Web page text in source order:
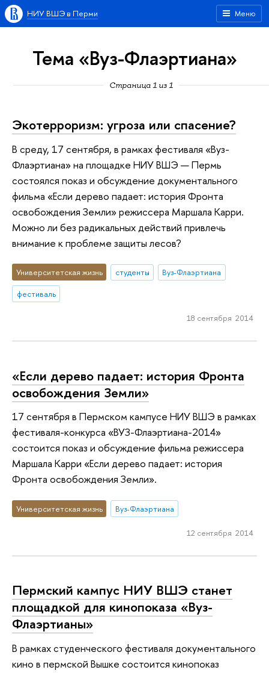
Меню
НИУ ВШЭ в Перми
Тема «Вуз-Флаэртиана»
Страница 1 из 1
Экотерроризм: угроза или спасение?
В среду, 17 сентября, в рамках фестиваля «Вуз-
Флаэртиана» на площадке НИУ ВШЭ — Пермь
состоялся показ и обсуждение документального
фильма «Если дерево падает: история Фронта
освобождения Земли» режиссера Маршала Карри.
Можно ли без радикальных действий привлечь
внимание к проблеме защиты лесов?
Университетская жизнь студенты
Вуз-Флаэртиана
фестиваль
18 сентября 2014
«Если дерево падает: история Фронта
освобождения Земли»
17 сентября в Пермском кампусе НИУ ВШЭ в рамках
фестиваля-конкурса «ВУЗ-Флаэртиана-2014»
состоится показ и обсуждение фильма режиссера
Маршала Карри «Если дерево падает: история
Фронта освобождения Земли».
Университетская жизнь Вуз-Флаэртиана
12 сентября 2014
Пермский кампус НИУ ВШЭ станет
площадкой для кинопоказа «Вуз-
Флаэртианы»
В рамках студенческого фестиваля документального
кино в пермской Вышке состоится кинопоказ